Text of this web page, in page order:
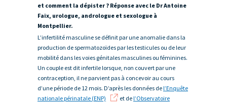
et comment la dépister ? Réponse avec le Dr Antoine
Faix, urologue, andrologue et sexologue à
Montpellier.
L’infertilité masculine se définit par une anomalie dans la
production de spermatozoïdes par les testicules ou de leur
mobilité dans les voies génitales masculines ou féminines.
Un couple est dit infertile lorsque, non couvert par une
contraception, il ne parvient pas à concevoir au cours
d’une période de 12 mois. D’après les données del’Enquête
nationale périnatale (ENP)
et del’Observatoire